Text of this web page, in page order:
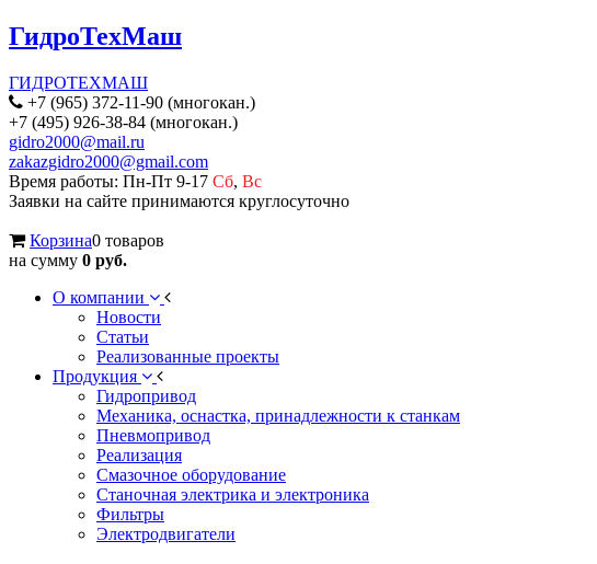
ГидроТехМаш
ГИДРОТЕХМАШ
+7 (965) 372-11-90 (многокан.)
+7 (495) 926-38-84 (многокан.)
gidro2000@mail.ru
zakazgidro2000@gmail.com
Время работы: Пн-Пт 9-17 Сб, Вс
Заявки на сайте принимаются круглосуточно
Корзина0 товаров
на сумму 0 руб.
О компании
Новости
Статьи
Реализованные проекты
Продукция
Гидропривод
Механика, оснастка, принадлежности к станкам
Пневмопривод
Реализация
Смазочное оборудование
Станочная электрика и электроника
Фильтры
Электродвигатели